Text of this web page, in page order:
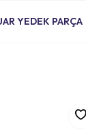
YEDEK PARÇA